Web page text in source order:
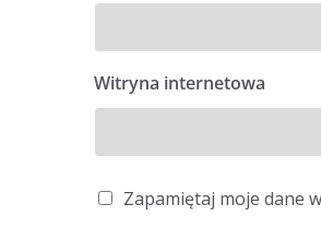
Witryna internetowa
Zapamiętaj moje dane